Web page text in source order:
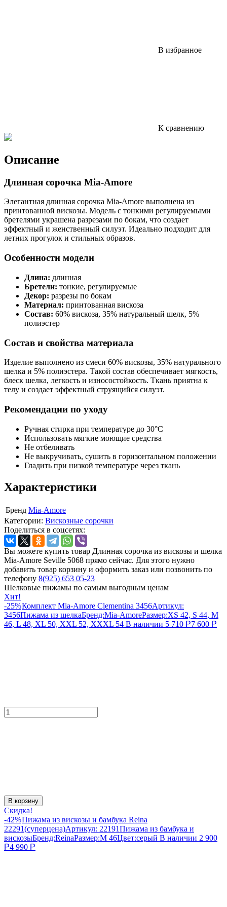
В избранное
К сравнению
Описание
Длинная сорочка Mia-Amore
Элегантная длинная сорочка Mia-Amore выполнена из
принтованной вискозы. Модель с тонкими регулируемыми
бретелями украшена разрезами по бокам, что создает
эффектный и женственный силуэт. Идеально подходит для
летних прогулок и стильных образов.
Особенности модели
Длина: длинная
Бретели: тонкие, регулируемые
Декор: разрезы по бокам
Материал: принтованная вискоза
Состав: 60% вискоза, 35% натуральный шелк, 5%
полиэстер
Состав и свойства материала
Изделие выполнено из смеси 60% вискозы, 35% натурального
шелка и 5% полиэстера. Такой состав обеспечивает мягкость,
блеск шелка, легкость и износостойкость. Ткань приятна к
телу и создает эффектный струящийся силуэт.
Рекомендации по уходу
Ручная стирка при температуре до 30°C
Использовать мягкие моющие средства
Не отбеливать
Не выкручивать, сушить в горизонтальном положении
Гладить при низкой температуре через ткань
Характеристики
Бренд Mia-Amore
Категории: Вискозные сорочки
Поделиться в соцсетях:
Вы можете купить товар Длинная сорочка из вискозы и шелка
Mia-Amore Seville 5068 прямо сейчас. Для этого нужно
добавить товар корзину и оформить заказ или позвонить по
телефону 8(925) 653 05-23
Шелковые пижамы по самым выгодным ценам
Хит!
-25%Комплект Mia-Amore Clementina 3456Артикул:
3456Пижама из шелкаБренд:Mia-AmoreРазмер:XS 42, S 44, M
46, L 48, XL 50, XXL 52, XXXL 54 В наличии 5 710 Р7 600 Р
В корзину
Скидка!
-42%Пижама из вискозы и бамбука Reina
22291(суперцена)Артикул: 22191Пижама из бамбука и
вискозыБренд:ReinaРазмер:M 46Цвет:серый В наличии 2 900
Р4 990 Р